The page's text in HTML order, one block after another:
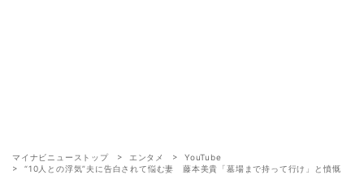
マイナビニューストップ エンタメ
YouTube
“10人との浮気”夫に告白されて悩む妻 藤本美貴「墓場まで持って行け」と憤慨